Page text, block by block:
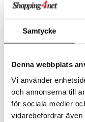
Samtycke
Denna webbplats
Vi använder
och annonserna till
för sociala medier
vidarebefordrar
Finnes i flere
OPI
frakr 185